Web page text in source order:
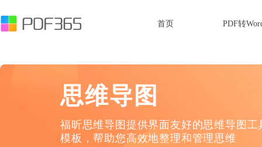
首页 PDF转
思维导图
福昕思维导图提供界面友好的思维导图
模板，帮助您高效地整理和管理思维